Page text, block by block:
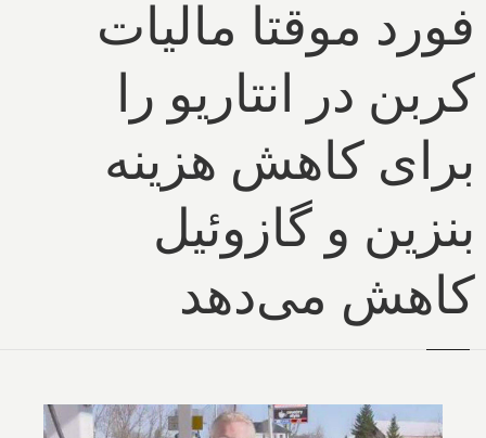
فورد موقتا مالیات
کربن در انتاریو را
برای کاهش هزینه
بنزین و گازوئیل
کاهش می‌دهد